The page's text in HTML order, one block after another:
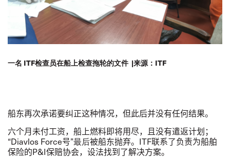
一名 ITF检查员在船上检查拖轮的文件 |来源：ITF
船东再次承诺要纠正这种情况，但此后并没有任何结果。
六个月未付工资，船上燃料即将用尽，且没有遣返计划；
“Diavlos Force号”最后被船东抛弃。 ITF联系了负责为船舶
保险的P&I保赔协会，设法找到了解决方案。